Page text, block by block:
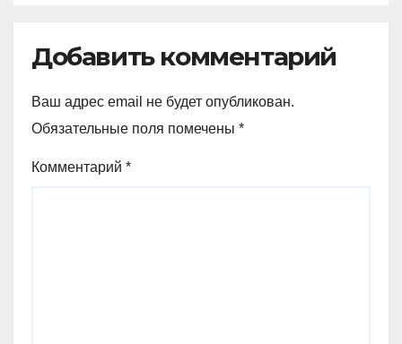
Добавить комментарий
Ваш адрес email не будет опубликован.
Обязательные поля помечены *
Комментарий *